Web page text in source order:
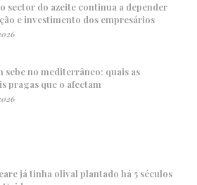
sector do azeite continua a depender
e investimento dos empresários
sebe no mediterrâneo: quais as
pragas que o afectam
já tinha olival plantado há 5 séculos